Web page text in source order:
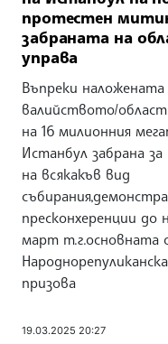
протестен
забраната на
управа
Въпреки
валийството/
на 16 милионния
Истанбул забрана
на всякакъв вид
пресконхеренции до
март т.г.основната
призова
19.03.2025 20:27